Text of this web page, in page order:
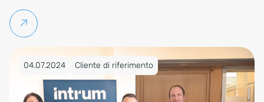
Per saperne di più
Pubblicato su 04.07.2024
04.07.2024 Cliente di riferimento